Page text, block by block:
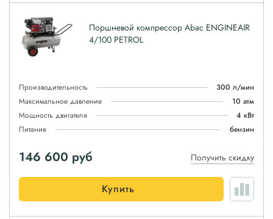
Поршневой компрессор Abac ENGINEAIR
4/100 PETROL
Производительность
300 л/мин
Максимальное давление
10 атм
Мощность двигателя
4 кВт
Питание
бензин
146 600 руб Получить скидку
Купить